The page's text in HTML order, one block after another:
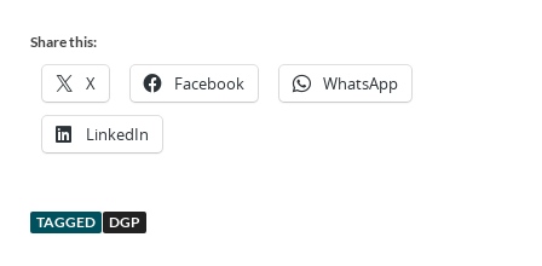
Share this:
X Facebook WhatsApp
LinkedIn
TAGGED DGP